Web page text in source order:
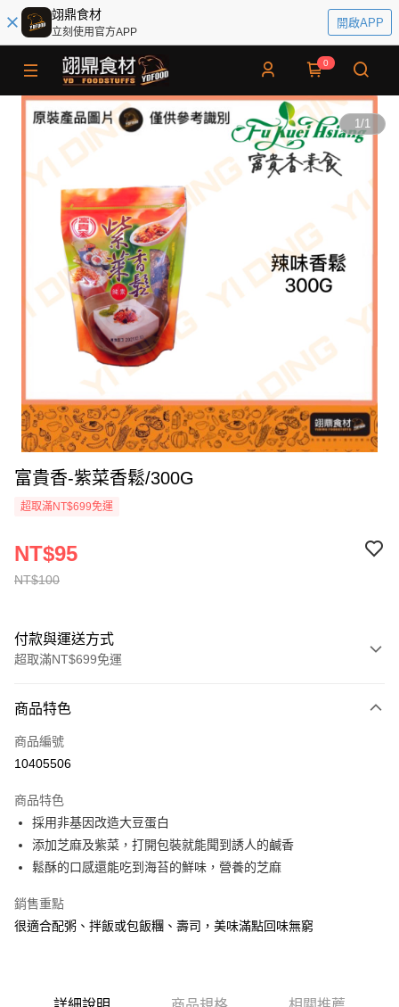
翊鼎食材
立刻使用官方APP
開啟APP
0
1/1
富貴香-紫菜香鬆/300G
超取滿NT$699免運
NT$100
NT$95
付款與運送方式
超取滿NT$699免運
信用卡一次付款
Apple Pay
運送方式
• 付款後全家取貨
每筆NT$60，滿NT$699(含以上)免運費
每筆NT$60，滿NT$699(含以上)免運費
商品特色
商品編號
10405506
商品特色
採用非基因改造大豆蛋白
添加芝麻及紫菜，打開包裝就能聞到誘人的鹹香
鬆酥的口感還能吃到海苔的鮮味，營養的芝麻
銷售重點
很適合配粥、拌飯或包飯糰、壽司，美味滿點回味無窮